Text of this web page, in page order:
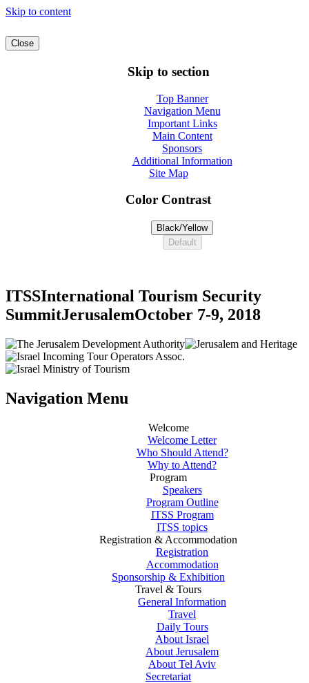
Skip to content
Close
Skip to section
Top Banner
Navigation Menu
Important Links
Main Content
Sponsors
Additional Information
Site Map
Color Contrast
Black/Yellow
Default
ITSSInternational Tourism Security
SummitJerusalemOctober 7-9, 2018
Navigation Menu
Welcome
Welcome Letter
Who Should Attend?
Why to Attend?
Program
Speakers
Program Outline
ITSS Program
ITSS topics
Registration & Accommodation
Registration
Accommodation
Sponsorship & Exhibition
Travel & Tours
General Information
Travel
Daily Tours
About Israel
About Jerusalem
About Tel Aviv
Secretariat